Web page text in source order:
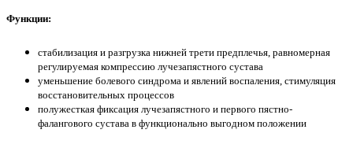
Функции:
стабилизация и разгрузка нижней трети предплечья, равномерная
регулируемая компрессию лучезапястного сустава
уменьшение болевого синдрома и явлений воспаления, стимуляция
восстановительных процессов
полужесткая фиксация лучезапястного и первого пястно-
фалангового сустава в функционально выгодном положении